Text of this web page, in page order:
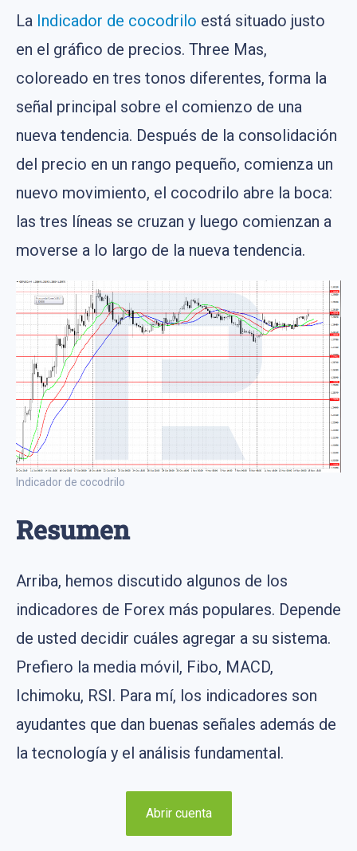
La Indicador de cocodrilo está situado justo
en el gráfico de precios. Three Mas,
coloreado en tres tonos diferentes, forma la
señal principal sobre el comienzo de una
nueva tendencia. Después de la consolidación
del precio en un rango pequeño, comienza un
nuevo movimiento, el cocodrilo abre la boca:
las tres líneas se cruzan y luego comienzan a
moverse a lo largo de la nueva tendencia.
Indicador de cocodrilo
Resumen
Arriba, hemos discutido algunos de los
indicadores de Forex más populares. Depende
de usted decidir cuáles agregar a su sistema.
Prefiero la media móvil, Fibo, MACD,
Ichimoku, RSI. Para mí, los indicadores son
ayudantes que dan buenas señales además de
la tecnología y el análisis fundamental.
Abrir cuenta